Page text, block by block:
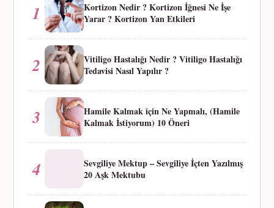
1
Kortizon Nedir ? Kortizon İğnesi Ne İşe
Yarar ? Kortizon Yan Etkileri
2
Vitiligo Hastalığı Nedir ? Vitiligo Hastalığı
Tedavisi Nasıl Yapılır ?
3
Hamile Kalmak için Ne Yapmalı, (Hamile
Kalmak İstiyorum) 10 Öneri
4
Sevgiliye Mektup – Sevgiliye İçten Yazılmış
20 Aşk Mektubu